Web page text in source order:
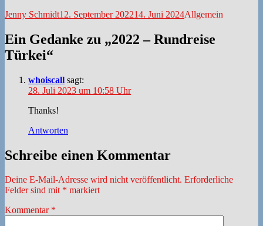
Autor
Jenny SchmidtVeröffentlicht
12. September 202214. Juni 2024Kategorien
Allgemein
Ein Gedanke zu „2022 – Rundreise
Türkei“
whoiscall sagt:
28. Juli 2023 um 10:58 Uhr
Thanks!
Antworten
Schreibe einen Kommentar
Deine E-Mail-Adresse wird nicht veröffentlicht. Erforderliche
Felder sind mit * markiert
Kommentar *